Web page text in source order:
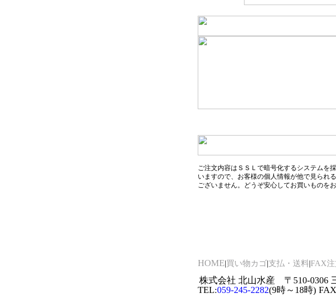
ご注文内容はＳＳＬで暗号化するシステムを
いますので、お客様の個人情報が他で見られ
ございません。どうぞ安心してお買いものを
HOME|買い物カゴ|支払・送料|FAX
株式会社 北山水産 〒510-0306
TEL:059-245-2282(9時～18時)